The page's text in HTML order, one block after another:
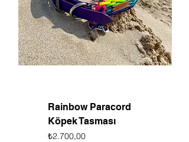
Rainbow Paracord
Köpek Tasması
Fiyat
₺2.700,00